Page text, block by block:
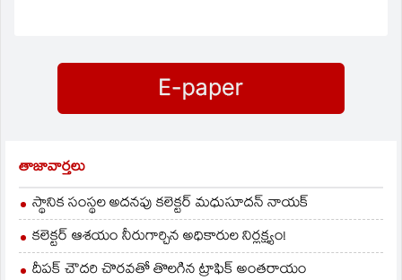
తాజావార్తలు
స్థానిక సంస్థల అదనపు కలెక్టర్ మధుసూదన్ నాయక్
కలెక్టర్ ఆశయం నీరుగార్చిన అధికారుల నిర్లక్ష్యం!
దీపక్ చౌదరి చొరవతో తొలగిన ట్రాఫిక్‌ అంతరాయం